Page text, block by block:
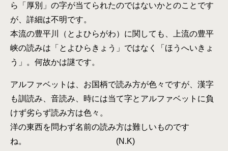
ら「厚別」の字が当てられたのではないかとのことです
が、詳細は不明です。
本流の豊平川（とよひらがわ）に関しても、上流の豊平
峡の読みは「とよひらきょう」ではなく「ほうへいきょ
う」。何故かは謎です。
アルファベットは、お国柄で読み方が色々ですが、漢字
も訓読み、音読み、時には当て字とアルファベットに負
けず劣らず読み方は色々。
洋の東西を問わず名前の読み方は難しいものです
ね。 (N.K)